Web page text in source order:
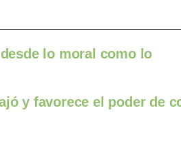
lo moral como lo
y favorece el poder de